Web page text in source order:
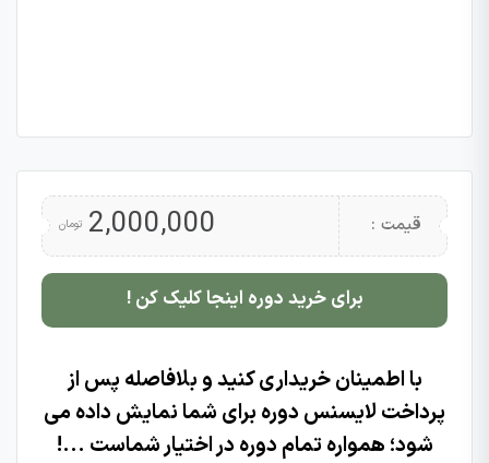
قیمت : 2,000,000 تومان
برای خرید دوره اینجا کلیک کن !
با اطمینان خریداری کنید و بلافاصله پس از
پرداخت لایسنس دوره برای شما نمایش داده می
شود؛ همواره تمام دوره در اختیار شماست ...!